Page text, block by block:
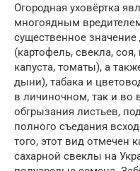
Огородная уховёртка
многоядным
существенное значение
(картофель, свекла,
капуста, томаты), а
дыни), табака и
в личиночном, так и во
обгрызания листьев,
полного съедания
того, этот вид отмечен
сахарной свеклы на